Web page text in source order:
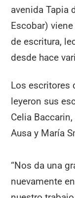
avenida Tapia
Escobar)
de escritura,
desde hace
Los escritores
leyeron sus
Celia
Ausa y María
“Nos da una
nuevamente